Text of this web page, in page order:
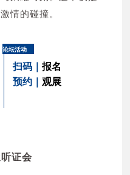
N1W33
N1E01
N1V04
N1V17
有限公司 N1K12
司 N2S03
N2V03
公司 N2E03
N2V29
N2P20
情的碰撞。
论坛活动
扫码｜ 报名
预约｜ 观展
证会